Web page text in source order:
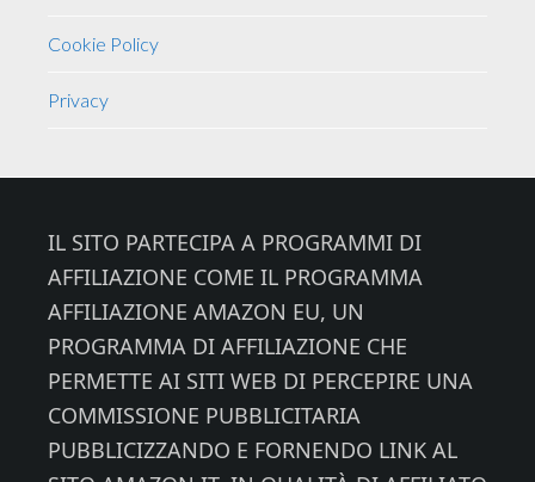
Cookie Policy
Privacy
IL SITO PARTECIPA A PROGRAMMI DI
AFFILIAZIONE COME IL PROGRAMMA
AFFILIAZIONE AMAZON EU, UN
PROGRAMMA DI AFFILIAZIONE CHE
PERMETTE AI SITI WEB DI PERCEPIRE UNA
COMMISSIONE PUBBLICITARIA
PUBBLICIZZANDO E FORNENDO LINK AL